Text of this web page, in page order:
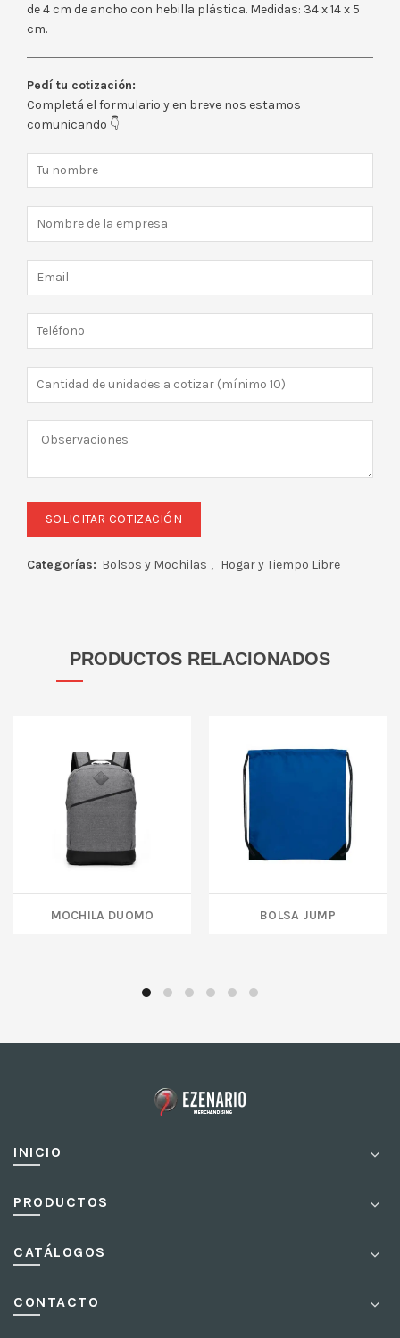
de 4 cm de ancho con hebilla plástica. Medidas: 34 x 14 x 5
cm.
Pedí tu cotización:
Completá el formulario y en breve nos estamos
comunicando 👇
Categorías: Bolsos y Mochilas , Hogar y Tiempo Libre
PRODUCTOS RELACIONADOS
MOCHILA DUOMO BOLSA JUMP
INICIO
PRODUCTOS
CATÁLOGOS
CONTACTO